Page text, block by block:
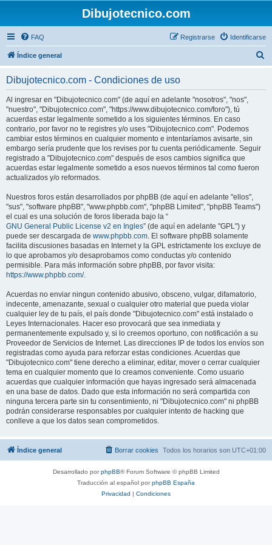
Dibujotecnico.com
FAQ Identificarse
Registrarse
Índice general
Dibujotecnico.com - Condiciones de uso
Al ingresar en "Dibujotecnico.com" (de aquí en adelante "nosotros", "nos",
"nuestro", "Dibujotecnico.com", "https://www.dibujotecnico.com/foro"), tú
acuerdas estar legalmente sometido a los siguientes términos. En caso
contrario, por favor no te registres y/o uses "Dibujotecnico.com". Podemos
cambiar estos términos en cualquier momento e intentaríamos avisarte, sin
embargo sería prudente que los revises por tu cuenta periódicamente. Seguir
registrado a "Dibujotecnico.com" después de esos cambios significa que
acuerdas estar legalmente sometido a esos nuevos términos tal como fueron
actualizados y/o reformados.
Nuestros foros están desarrollados por phpBB (de aquí en adelante "ellos",
"sus", "software phpBB", "www.phpbb.com", "phpBB Limited", "phpBB Teams")
el cual es una solución de foros liberada bajo la “
GNU General Public License v2 en Ingles” (de aquí en adelante "GPL") y
puede ser descargada de www.phpbb.com. El software phpBB solamente
facilita discusiones basadas en Internet y la GPL estrictamente los excluye de
lo que aprobamos y/o desaprobamos como conductas y/o contenido
permisible. Para más información sobre phpBB, por favor visita:
https://www.phpbb.com/.
Acuerdas no enviar ningun contenido abusivo, obsceno, vulgar, difamatorio,
indecente, amenazante, sexual o cualquier otro material que pueda violar
cualquier ley de tu país, el país donde "Dibujotecnico.com" está instalado o
Leyes Internacionales. Hacer eso provocará que sea inmediata y
permanentemente expulsado y, si lo creemos oportuno, con notificación a su
Proveedor de Servicios de Internet. Las direcciones IP de todos los envíos son
registradas como ayuda para reforzar estas condiciones. Acuerdas que
"Dibujotecnico.com" tiene derecho a eliminar, editar, mover o cerrar cualquier
tema en cualquier momento que lo creamos conveniente. Como usuario
acuerdas que cualquier información que hayas ingresado será almacenada
en una base de datos. Dado que esta información no será compartida con
ninguna tercera parte sin tu consentimiento, ni "Dibujotecnico.com" ni phpBB
podrán considerarse responsables por cualquier intento de hacking que
conlleve a que los datos sean comprometidos.
Índice general Todos los horarios son UTC+01:00
Borrar cookies
Desarrollado porphpBB® Forum Software © phpBB Limited
Traducción al español porphpBB España
Privacidad | Condiciones